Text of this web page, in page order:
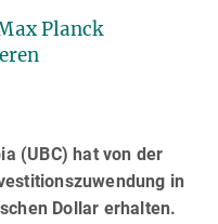
Planck
(UBC) hat von der
in
Dollar erhalten.